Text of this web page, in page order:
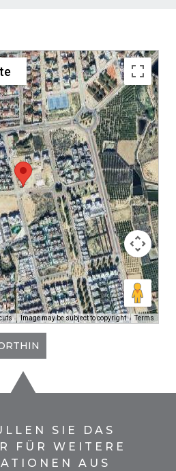
Image may be subject to copyright Terms
SIE DAS
FÜR WEITERE
AUS